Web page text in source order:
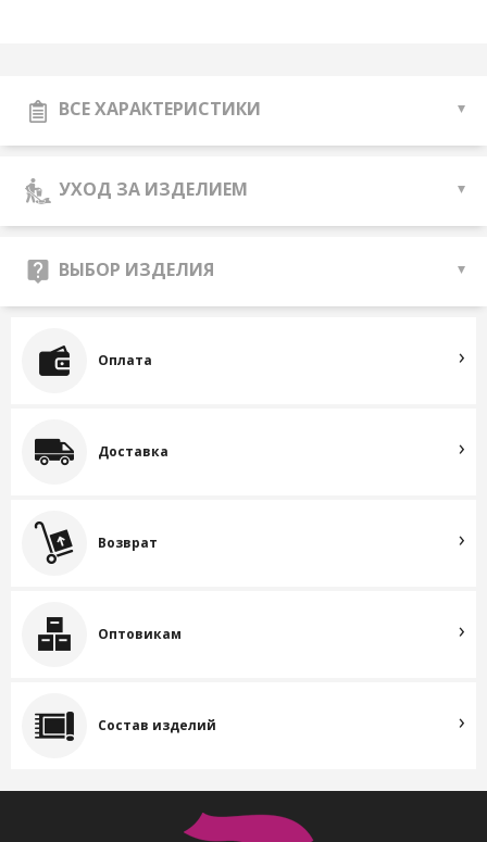
ВСЕ ХАРАКТЕРИСТИКИ
УХОД ЗА ИЗДЕЛИЕМ
ВЫБОР ИЗДЕЛИЯ
Оплата
Доставка
Возврат
Оптовикам
Состав изделий